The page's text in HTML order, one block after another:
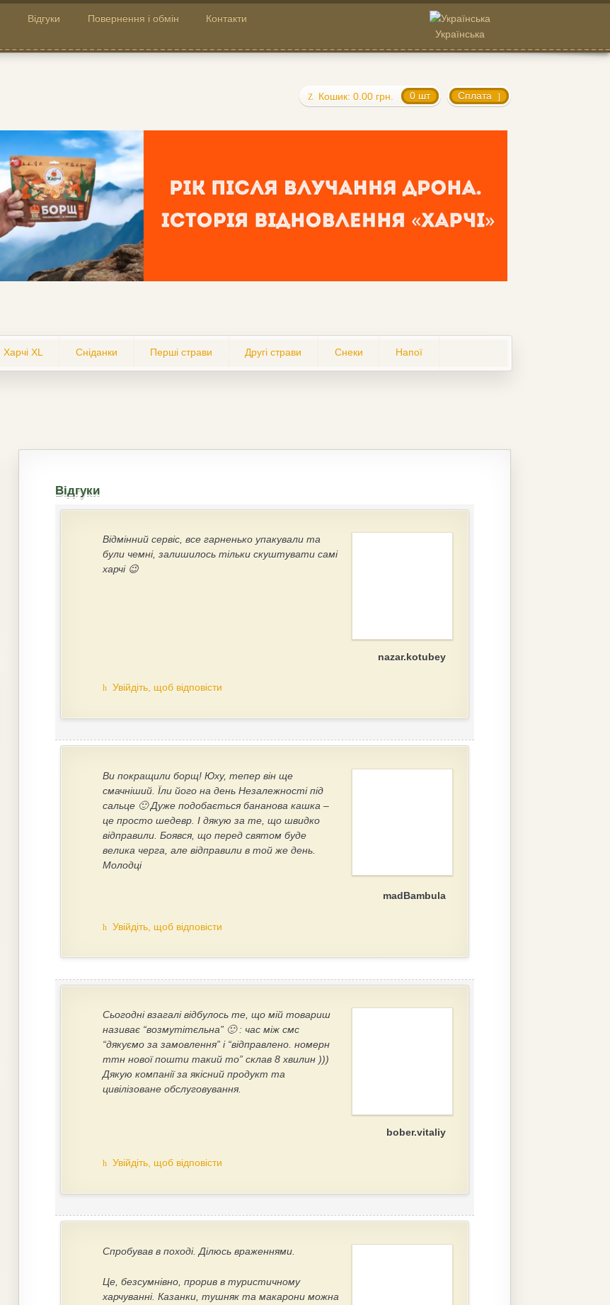
Відгуки Повернення і обмін
Контакти
Українська
Cплата
Кошик: 0.00 грн. 0 шт
Харчі XL Сніданки Перші страви Другі страви Снеки Напої
Відгуки
Відмінний сервіс, все гарненько упакували та
були чемні, залишилось тільки скуштувати самі
харчі 😉
nazar.kotubey
Увійдіть, щоб відповісти
Ви покращили борщ! Юху, тепер він ще
смачніший. Їли його на день Незалежності під
сальце 🙂 Дуже подобається бананова кашка –
це просто шедевр. І дякую за те, що швидко
відправили. Боявся, що перед святом буде
велика черга, але відправили в той же день.
Молодці
madBambula
Увійдіть, щоб відповісти
Сьогодні взагалі відбулось те, що мій товариш
називає “возмутітєльна” 🙂 : час між смс
“дякуємо за замовлення” і “відправлено. номерн
ттн нової пошти такий то” склав 8 хвилин )))
Дякую компанії за якісний продукт та
цивілізоване обслуговування.
bober.vitaliy
Увійдіть, щоб відповісти
Спробував в поході. Ділюсь враженнями.
Це, безсумнівно, прорив в туристичному
харчуванні. Казанки, тушняк та макарони можна